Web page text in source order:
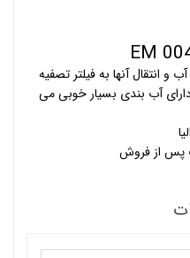
آنها به فیلتر تصفیه
آب بندی بسیار خوبی می
پس از فروش